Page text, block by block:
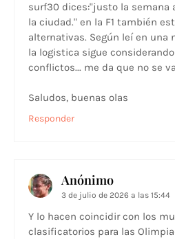
surf30 dices:"justo la semana
la ciudad." en la F1 también
alternativas. Según leí en una
la logistica sigue
conflictos... me da que no se
Saludos, buenas olas
Responder
Anónimo
3 de julio de 2026 a las 15:44
Y lo hacen coincidir con los
clasificatorios para las